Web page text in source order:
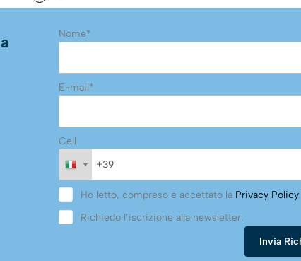
Nome*
E-mail*
Cell
Ho letto, compreso e accettato la Privacy Policy.
Richiedo l’iscrizione alla newsletter.